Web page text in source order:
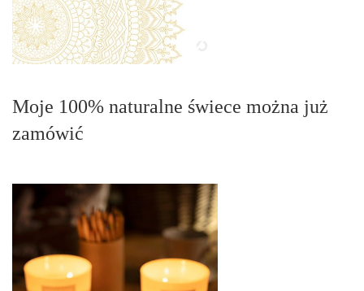
Moje 100% naturalne świece można już
zamówić